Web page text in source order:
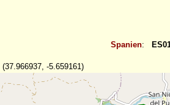
Spanien:
-5.659161)